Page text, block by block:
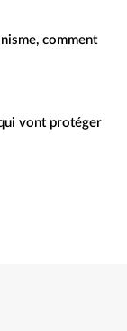
comment
vont protéger